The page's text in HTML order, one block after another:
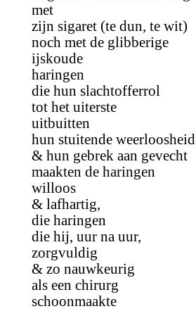
met
zijn sigaret (te dun, te wit)
noch met de glibberige
ijskoude
haringen
die hun slachtofferrol
tot het uiterste
uitbuitten
hun stuitende weerloosheid
& hun gebrek aan gevecht
maakten de haringen
willoos
& lafhartig,
die haringen
die hij, uur na uur,
zorgvuldig
& zo nauwkeurig
als een chirurg
schoonmaakte